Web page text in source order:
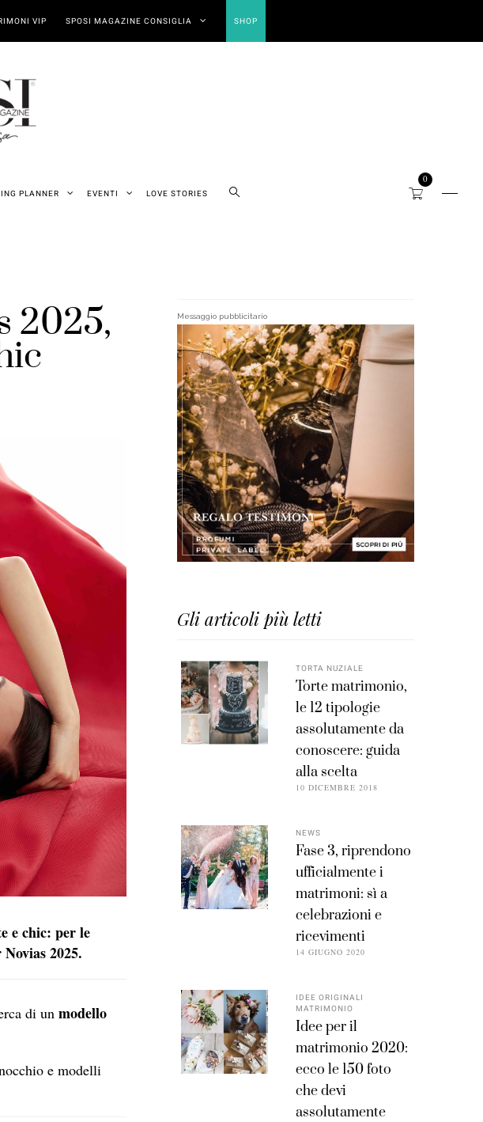
VIP SPOSI MAGAZINE CONSIGLIA SHOP
PLANNER EVENTI LOVE STORIES
0
2025,
e chic: per le
2025.
di un modello
e modelli
Messaggio pubblicitario
Gli articoli più letti
TORTA NUZIALE
Torte matrimonio,
le 12 tipologie
assolutamente da
conoscere: guida
alla scelta
10 DICEMBRE 2018
NEWS
Fase 3, riprendono
ufficialmente i
matrimoni: sì a
celebrazioni e
ricevimenti
14 GIUGNO 2020
IDEE ORIGINALI
MATRIMONIO
Idee per il
matrimonio 2020:
ecco le 150 foto
che devi
assolutamente